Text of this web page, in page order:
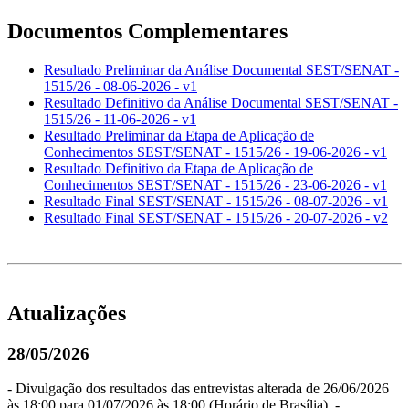
Documentos Complementares
Resultado Preliminar da Análise Documental SEST/SENAT -
1515/26 - 08-06-2026 - v1
Resultado Definitivo da Análise Documental SEST/SENAT -
1515/26 - 11-06-2026 - v1
Resultado Preliminar da Etapa de Aplicação de
Conhecimentos SEST/SENAT - 1515/26 - 19-06-2026 - v1
Resultado Definitivo da Etapa de Aplicação de
Conhecimentos SEST/SENAT - 1515/26 - 23-06-2026 - v1
Resultado Final SEST/SENAT - 1515/26 - 08-07-2026 - v1
Resultado Final SEST/SENAT - 1515/26 - 20-07-2026 - v2
Atualizações
28/05/2026
- Divulgação dos resultados das entrevistas alterada de 26/06/2026